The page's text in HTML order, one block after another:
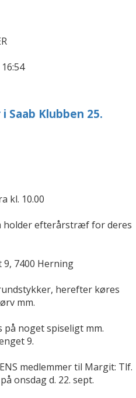
Klubben 25.
kl. 10.00
holder efterårstræf for deres
7400 Herning
herefter køres
mm.
noget spiseligt mm.
9.
medlemmer til Margit: Tlf.
onsdag d. 22. sept.